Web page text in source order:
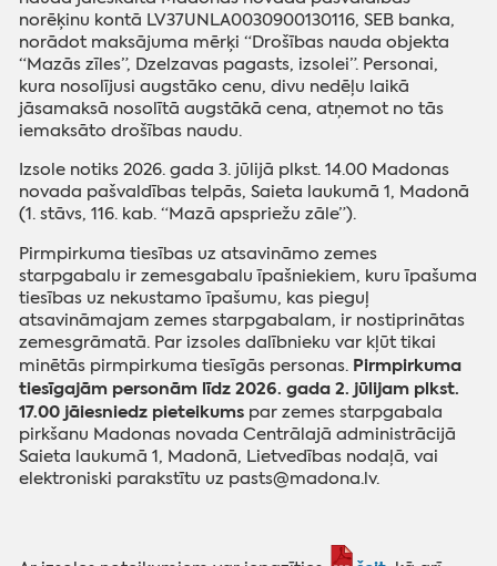
norēķinu kontā LV37UNLA0030900130116, SEB banka,
norādot maksājuma mērķi “Drošības nauda objekta
“Mazās zīles”, Dzelzavas pagasts, izsolei”. Personai,
kura nosolījusi augstāko cenu, divu nedēļu laikā
jāsamaksā nosolītā augstākā cena, atņemot no tās
iemaksāto drošības naudu.
Izsole notiks 2026. gada 3. jūlijā plkst. 14.00 Madonas
novada pašvaldības telpās, Saieta laukumā 1, Madonā
(1. stāvs, 116. kab. “Mazā apspriežu zāle”).
Pirmpirkuma tiesības uz atsavināmo zemes
starpgabalu ir zemesgabalu īpašniekiem, kuru īpašuma
tiesības uz nekustamo īpašumu, kas pieguļ
atsavināmajam zemes starpgabalam, ir nostiprinātas
zemesgrāmatā. Par izsoles dalībnieku var kļūt tikai
minētās pirmpirkuma tiesīgās personas. Pirmpirkuma
tiesīgajām personām līdz 2026. gada 2. jūlijam plkst.
17.00 jāiesniedz pieteikums par zemes starpgabala
pirkšanu Madonas novada Centrālajā administrācijā
Saieta laukumā 1, Madonā, Lietvedības nodaļā, vai
elektroniski parakstītu uz pasts@madona.lv.